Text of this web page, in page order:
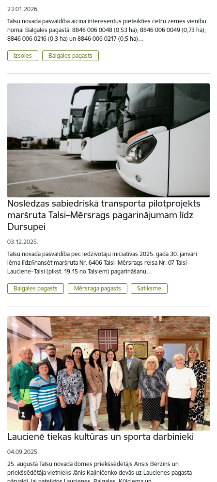
23.01.2026.
Talsu novada pašvaldība aicina interesentus pieteikties četru zemes vienību
nomai Balgales pagastā: 8846 006 0048 (0,53 ha), 8846 006 0049 (0,73 ha),
8846 006 0216 (0,3 ha) un 8846 006 0217 (0,5 ha)…
Izsoles Balgales pagasts
Noslēdzas sabiedriskā transporta pilotprojekts
maršruta Talsi–Mērsrags pagarinājumam līdz
Dursupei
03.12.2025.
Talsu novada pašvaldība pēc iedzīvotāju iniciatīvas 2025. gada 30. janvārī
lēma līdzfinansēt maršruta Nr. 6406 Talsi–Mērsrags reisa Nr. 07 Talsi–
Lauciene–Talsi (plkst. 19.15 no Talsiem) pagarināšanu…
Balgales pagasts Mērsraga pagasts Satiksme
Laucienē tiekas kultūras un sporta darbinieki
04.09.2025.
25. augustā Talsu novada domes priekšsēdētājs Ansis Bērziņš un
priekšsēdētāja vietnieks Jānis Kaļiņičenko devās uz Laucienes pagasta